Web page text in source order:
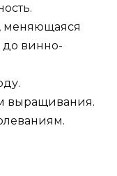
меняющаяся
до винно-
выращивания.